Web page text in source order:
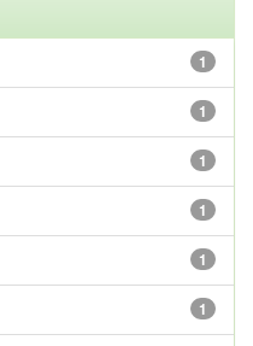
1
1
1
1
1
1